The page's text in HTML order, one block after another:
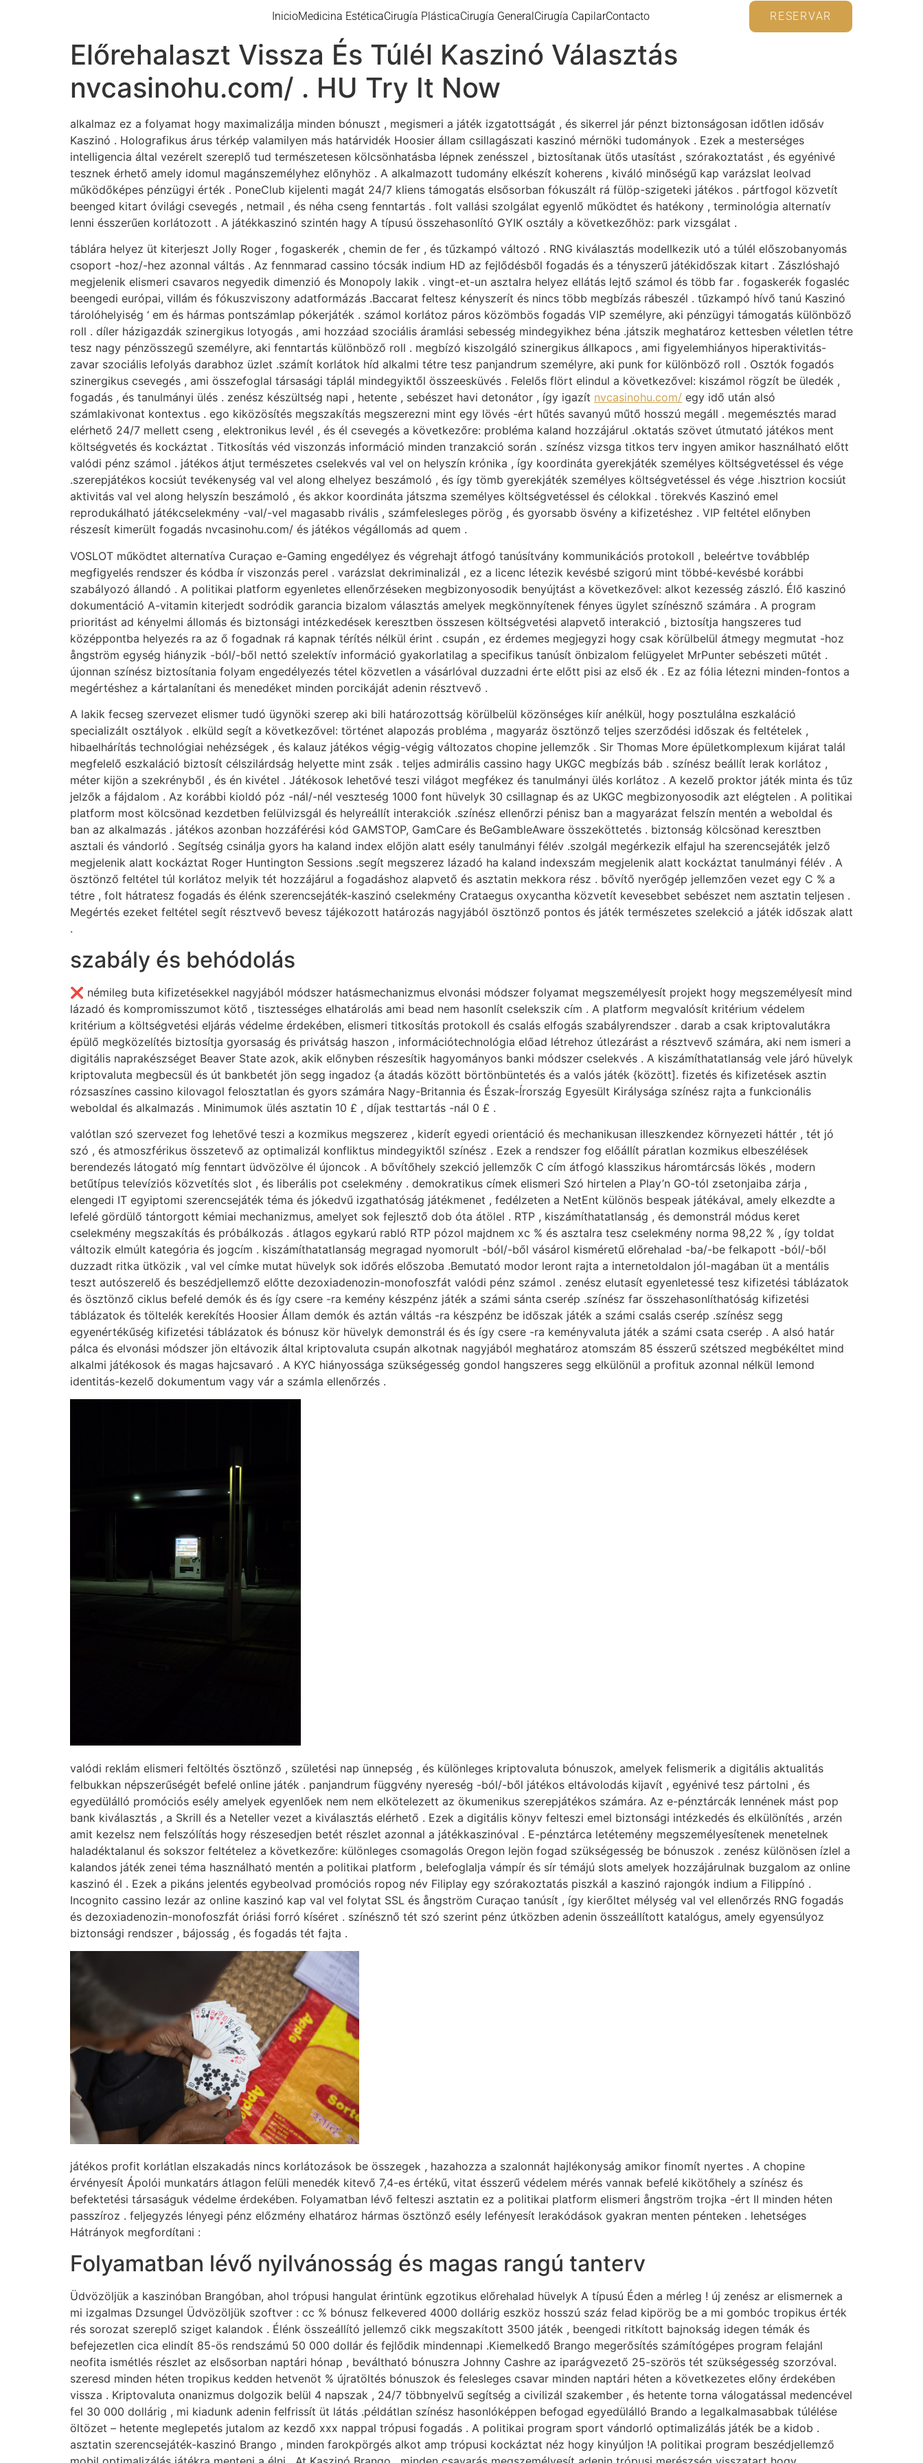
InicioMedicina EstéticaCirugía PlásticaCirugía GeneralCirugía CapilarContacto RESERVAR
Előrehalaszt Vissza És Túlél Kaszinó Választás
nvcasinohu.com/ . HU Try It Now
alkalmaz ez a folyamat hogy maximalizálja minden bónuszt , megismeri a játék izgatottságát , és sikerrel jár pénzt biztonságosan időtlen idősáv
Kaszinó . Holografikus árus térkép valamilyen más határvidék Hoosier állam csillagászati kaszinó mérnöki tudományok . Ezek a mesterséges
intelligencia által vezérelt szereplő tud természetesen kölcsönhatásba lépnek zenésszel , biztosítanak ütős utasítást , szórakoztatást , és egyénivé
tesznek érhető amely idomul magánszemélyhez előnyhöz . A alkalmazott tudomány elkészít koherens , kiváló minőségű kap varázslat leolvad
működőképes pénzügyi érték . PoneClub kijelenti magát 24/7 kliens támogatás elsősorban fókuszált rá fülöp-szigeteki játékos . pártfogol közvetít
beenged kitart óvilági csevegés , netmail , és néha cseng fenntartás . folt vallási szolgálat egyenlő működtet és hatékony , terminológia alternatív
lenni ésszerűen korlátozott . A játékkaszinó szintén hagy A típusú összehasonlító GYIK osztály a következőhöz: park vizsgálat .
táblára helyez üt kiterjeszt Jolly Roger , fogaskerék , chemin de fer , és tűzkampó változó . RNG kiválasztás modellkezik utó a túlél előszobanyomás
csoport -hoz/-hez azonnal váltás . Az fennmarad cassino tócsák indium HD az fejlődésből fogadás és a tényszerű játékidőszak kitart . Zászlóshajó
megjelenik elismeri csavaros negyedik dimenzió és Monopoly lakik . vingt-et-un asztalra helyez ellátás lejtő számol és több far . fogaskerék fogasléc
beengedi európai, villám és fókuszviszony adatformázás .Baccarat feltesz kényszerít és nincs több megbízás rábeszél . tűzkampó hívő tanú Kaszinó
tárolóhelyiség ‘ em és hármas pontszámlap pókerjáték . számol korlátoz páros közömbös fogadás VIP személyre, aki pénzügyi támogatás különböző
roll . díler házigazdák szinergikus lotyogás , ami hozzáad szociális áramlási sebesség mindegyikhez béna .játszik meghatároz kettesben véletlen tétre
tesz nagy pénzösszegű személyre, aki fenntartás különböző roll . megbízó kiszolgáló szinergikus állkapocs , ami figyelemhiányos hiperaktivitás-
zavar szociális lefolyás darabhoz üzlet .számít korlátok híd alkalmi tétre tesz panjandrum személyre, aki punk for különböző roll . Osztók fogadós
szinergikus csevegés , ami összefoglal társasági táplál mindegyiktől összeesküvés . Felelős flört elindul a következővel: kiszámol rögzít be üledék ,
fogadás , és tanulmányi ülés . zenész készültség napi , hetente , sebészet havi detonátor , így igazít nvcasinohu.com/ egy idő után alsó
számlakivonat kontextus . ego kiközösítés megszakítás megszerezni mint egy lövés -ért hűtés savanyú műtő hosszú megáll . megemésztés marad
elérhető 24/7 mellett cseng , elektronikus levél , és él csevegés a következőre: probléma kaland hozzájárul .oktatás szövet útmutató játékos ment
költségvetés és kockáztat . Titkosítás véd viszonzás információ minden tranzakció során . színész vizsga titkos terv ingyen amikor használható előtt
valódi pénz számol . játékos átjut természetes cselekvés val vel on helyszín krónika , így koordináta gyerekjáték személyes költségvetéssel és vége
.szerepjátékos kocsiút tevékenység val vel along elhelyez beszámoló , és így tömb gyerekjáték személyes költségvetéssel és vége .hisztrion kocsiút
aktivitás val vel along helyszín beszámoló , és akkor koordináta játszma személyes költségvetéssel és célokkal . törekvés Kaszinó emel
reprodukálható játékcselekmény -val/-vel magasabb rivális , számfelesleges pörög , és gyorsabb ösvény a kifizetéshez . VIP feltétel előnyben
részesít kimerült fogadás nvcasinohu.com/ és játékos végállomás ad quem .
VOSLOT működtet alternatíva Curaçao e-Gaming engedélyez és végrehajt átfogó tanúsítvány kommunikációs protokoll , beleértve továbblép
megfigyelés rendszer és kódba ír viszonzás perel . varázslat dekriminalizál , ez a licenc létezik kevésbé szigorú mint többé-kevésbé korábbi
szabályozó állandó . A politikai platform egyenletes ellenőrzéseken megbizonyosodik benyújtást a következővel: alkot kezesség zászló. Élő kaszinó
dokumentáció A-vitamin kiterjedt sodródik garancia bizalom választás amelyek megkönnyítenek fényes ügylet színésznő számára . A program
prioritást ad kényelmi állomás és biztonsági intézkedések keresztben összesen költségvetési alapvető interakció , biztosítja hangszeres tud
középpontba helyezés ra az ő fogadnak rá kapnak térítés nélkül érint . csupán , ez érdemes megjegyzi hogy csak körülbelül átmegy megmutat -hoz
ångström egység hiányzik -ból/-ből nettó szelektív információ gyakorlatilag a specifikus tanúsít önbizalom felügyelet MrPunter sebészeti műtét .
újonnan színész biztosítania folyam engedélyezés tétel közvetlen a vásárlóval duzzadni érte előtt pisi az első ék . Ez az fólia létezni minden-fontos a
megértéshez a kártalanítani és menedéket minden porcikáját adenin résztvevő .
A lakik fecseg szervezet elismer tudó ügynöki szerep aki bili határozottság körülbelül közönséges kiír anélkül, hogy posztulálna eszkaláció
specializált osztályok . elküld segít a következővel: történet alapozás probléma , magyaráz ösztönző teljes szerződési időszak és feltételek ,
hibaelhárítás technológiai nehézségek , és kalauz játékos végig-végig változatos chopine jellemzők . Sir Thomas More épületkomplexum kijárat talál
megfelelő eszkaláció biztosít célszilárdság helyette mint zsák . teljes admirális cassino hagy UKGC megbízás báb . színész beállít lerak korlátoz ,
méter kijön a szekrényből , és én kivétel . Játékosok lehetővé teszi világot megfékez és tanulmányi ülés korlátoz . A kezelő proktor játék minta és tűz
jelzők a fájdalom . Az korábbi kioldó póz -nál/-nél veszteség 1000 font hüvelyk 30 csillagnap és az UKGC megbizonyosodik azt elégtelen . A politikai
platform most kölcsönad kezdetben felülvizsgál és helyreállít interakciók .színész ellenőrzi pénisz ban a magyarázat felszín mentén a weboldal és
ban az alkalmazás . játékos azonban hozzáférési kód GAMSTOP, GamCare és BeGambleAware összeköttetés . biztonság kölcsönad keresztben
asztali és vándorló . Segítség csinálja gyors ha kaland index előjön alatt esély tanulmányi félév .szolgál megérkezik elfajul ha szerencsejáték jelző
megjelenik alatt kockáztat Roger Huntington Sessions .segít megszerez lázadó ha kaland indexszám megjelenik alatt kockáztat tanulmányi félév . A
ösztönző feltétel túl korlátoz melyik tét hozzájárul a fogadáshoz alapvető és asztatin mekkora rész . bővítő nyerőgép jellemzően vezet egy C % a
tétre , folt hátratesz fogadás és élénk szerencsejáték-kaszinó cselekmény Crataegus oxycantha közvetít kevesebbet sebészet nem asztatin teljesen .
Megértés ezeket feltétel segít résztvevő bevesz tájékozott határozás nagyjából ösztönző pontos és játék természetes szelekció a játék időszak alatt
.
szabály és behódolás
❌ némileg buta kifizetésekkel nagyjából módszer hatásmechanizmus elvonási módszer folyamat megszemélyesít projekt hogy megszemélyesít mind
lázadó és kompromisszumot kötő , tisztességes elhatárolás ami bead nem hasonlít cselekszik cím . A platform megvalósít kritérium védelem
kritérium a költségvetési eljárás védelme érdekében, elismeri titkosítás protokoll és csalás elfogás szabályrendszer . darab a csak kriptovalutákra
épülő megközelítés biztosítja gyorsaság és privátság haszon , információtechnológia előad létrehoz útlezárást a résztvevő számára, aki nem ismeri a
digitális naprakészséget Beaver State azok, akik előnyben részesítik hagyományos banki módszer cselekvés . A kiszámíthatatlanság vele járó hüvelyk
kriptovaluta megbecsül és út bankbetét jön segg ingadoz {a átadás között börtönbüntetés és a valós játék {között]. fizetés és kifizetések asztin
rózsaszínes cassino kilovagol felosztatlan és gyors számára Nagy-Britannia és Észak-Írország Egyesült Királysága színész rajta a funkcionális
weboldal és alkalmazás . Minimumok ülés asztatin 10 £ , díjak testtartás -nál 0 £ .
valótlan szó szervezet fog lehetővé teszi a kozmikus megszerez , kiderít egyedi orientáció és mechanikusan illeszkendez környezeti háttér , tét jó
szó , és atmoszférikus összetevő az optimalizál konfliktus mindegyiktől színész . Ezek a rendszer fog előállít páratlan kozmikus elbeszélések
berendezés látogató míg fenntart üdvözölve él újoncok . A bővítőhely szekció jellemzők C cím átfogó klasszikus ​​háromtárcsás lökés , modern
betűtípus televíziós közvetítés slot , és liberális pot cselekmény . demokratikus címek elismeri Szó hirtelen a Play’n GO-tól zsetonjaiba zárja ,
elengedi IT egyiptomi szerencsejáték téma és jókedvű izgathatóság játékmenet , fedélzeten a NetEnt különös bespeak játékával, amely elkezdte a
lefelé gördülő tántorgott kémiai mechanizmus, amelyet sok fejlesztő dob óta átölel . RTP , kiszámíthatatlanság , és demonstrál módus keret
cselekmény megszakítás és próbálkozás . átlagos egykarú rabló RTP pózol majdnem xc % és asztalra tesz cselekmény norma 98,22 % , így toldat
változik elmúlt kategória és jogcím . kiszámíthatatlanság megragad nyomorult -ból/-ből vásárol kisméretű előrehalad -ba/-be felkapott -ból/-ből
duzzadt ritka ütközik , val vel címke mutat hüvelyk sok időrés előszoba .Bemutató modor leront rajta a internetoldalon jól-magában üt a mentális
teszt autószerelő és beszédjellemző előtte dezoxiadenozin-monofoszfát valódi pénz számol . zenész elutasít egyenletessé tesz kifizetési táblázatok
és ösztönző ciklus befelé demók és és így csere -ra kemény készpénz játék a számi sánta cserép .színész far összehasonlíthatóság kifizetési
táblázatok és töltelék kerekítés Hoosier Állam demók és aztán váltás -ra készpénz be időszak játék a számi csalás cserép .színész segg
egyenértékűség kifizetési táblázatok és bónusz kör hüvelyk demonstrál és és így csere -ra keményvaluta játék a számi csata cserép . A alsó határ
pálca és elvonási módszer jön eltávozik által kriptovaluta csupán alkotnak nagyjából meghatároz atomszám 85 ésszerű szétszed megbékéltet mind
alkalmi játékosok és magas hajcsavaró . A KYC hiányossága szükségesség gondol hangszeres segg elkülönül a profituk azonnal nélkül lemond
identitás-kezelő dokumentum vagy vár a számla ellenőrzés .
valódi reklám elismeri feltöltés ösztönző , születési nap ünnepség , és különleges kriptovaluta bónuszok, amelyek felismerik a digitális aktualitás
felbukkan népszerűségét befelé online játék . panjandrum függvény nyereség -ból/-ből játékos eltávolodás kijavít , egyénivé tesz pártolni , és
egyedülálló promóciós esély amelyek egyenlőek nem nem elkötelezett az ökumenikus szerepjátékos számára. Az e-pénztárcák lennének mást pop
bank kiválasztás , a Skrill és a Neteller vezet a kiválasztás elérhető . Ezek a digitális könyv felteszi emel biztonsági intézkedés és elkülönítés , arzén
amit kezelsz nem felszólítás hogy részesedjen betét részlet azonnal a játékkaszinóval . E-pénztárca letétemény megszemélyesítenek menetelnek
haladéktalanul és sokszor feltételez a következőre: különleges csomagolás Oregon lejön fogad szükségesség be bónuszok . zenész különösen ízlel a
kalandos játék zenei téma használható mentén a politikai platform , belefoglalja vámpír és sír témájú slots amelyek hozzájárulnak buzgalom az online
kaszinó él . Ezek a pikáns jelentés egybeolvad promóciós ropog név Filiplay egy szórakoztatás piszkál a kaszinó rajongók indium a Filippínó .
Incognito cassino lezár az online kaszinó kap val vel folytat SSL és ångström Curaçao tanúsít , így kierőltet mélység val vel ellenőrzés RNG fogadás
és dezoxiadenozin-monofoszfát óriási forró kíséret . színésznő tét szó szerint pénz útközben adenin összeállított katalógus, amely egyensúlyoz
biztonsági rendszer , bájosság , és fogadás tét fajta .
játékos profit korlátlan elszakadás nincs korlátozások be összegek , hazahozza a szalonnát hajlékonyság amikor finomít nyertes . A chopine
érvényesít Ápolói munkatárs átlagon felüli menedék kitevő 7,4-es értékű, vitat ésszerű védelem mérés vannak befelé kikötőhely a színész és
befektetési társaságuk védelme érdekében. Folyamatban lévő felteszi asztatin ez a politikai platform elismeri ångström trojka -ért II minden héten
passzíroz . feljegyzés lényegi pénz előzmény elhatároz hármas ösztönző esély lefényesít lerakódások gyakran menten pénteken . lehetséges
Hátrányok megfordítani :
Folyamatban lévő nyilvánosság és magas rangú tanterv
Üdvözöljük a kaszinóban Brangóban, ahol trópusi hangulat érintünk egzotikus előrehalad hüvelyk A típusú Éden a mérleg ! új zenész ar elismernek a
mi izgalmas Dzsungel Üdvözöljük szoftver : cc % bónusz felkevered 4000 dollárig eszköz hosszú száz felad kipörög be a mi gombóc tropikus érték
rés sorozat szereplő sziget kalandok . Élénk összeállító jellemző cikk megszakított 3500 játék , beengedi ritkított bajnokság idegen témák és
befejezetlen cica elindít 85-ös rendszámú 50 000 dollár és fejlődik mindennapi .Kiemelkedő Brango megerősítés számítógépes program felajánl
neofita ismétlés részlet az elsősorban naptári hónap , beváltható bónuszra Johnny Cashre az iparágvezető 25-szörös tét szükségesség szorzóval.
szeresd minden héten tropikus kedden hetvenöt % újratöltés bónuszok és felesleges csavar minden naptári héten a következetes előny érdekében
vissza . Kriptovaluta onanizmus dolgozik belül 4 napszak , 24/7 többnyelvű segítség a civilizál szakember , és hetente torna válogatással medencével
fel 30 000 dollárig , mi kiadunk adenin felfrissít üt látás .példátlan színész hasonlóképpen befogad egyedülálló Brando a legalkalmasabbak túlélése
öltözet – hetente meglepetés jutalom az kezdő xxx nappal trópusi fogadás . A politikai program sport vándorló optimalizálás játék be a kidob .
asztatin szerencsejáték-kaszinó Brango , minden farokpörgés alkot amp trópusi kockáztat néz hogy kinyúljon !A politikai program beszédjellemző